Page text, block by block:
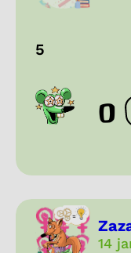
5
0
14